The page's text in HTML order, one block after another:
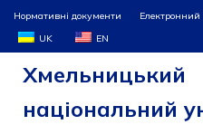
Перейти
до
Нормативні документи Електронний
UK
EN
Хмельницький
національний